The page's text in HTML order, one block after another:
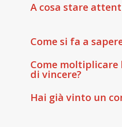
A cosa stare
Come si fa a
Come
di vincere?
Hai già vinto un